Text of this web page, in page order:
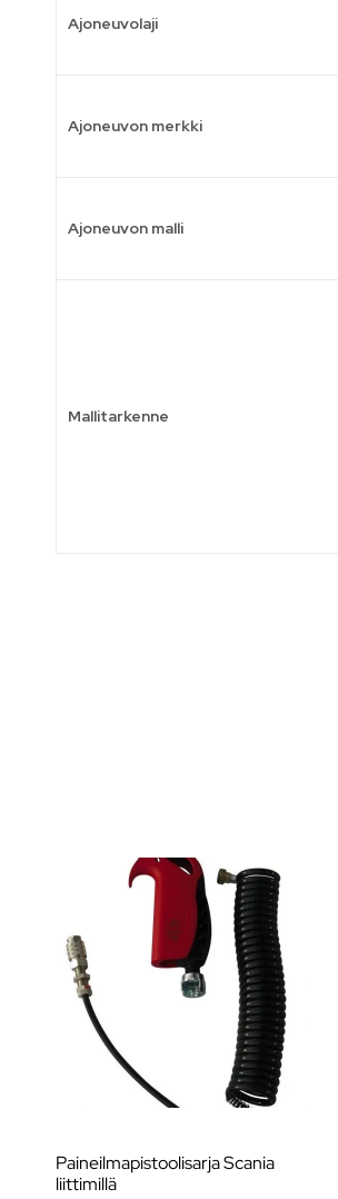
Ajoneuvolaji
Ajoneuvon merkki
Ajoneuvon malli
Mallitarkenne
Paineilmapistoolisarja Scania
liittimillä